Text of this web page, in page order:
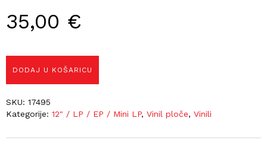
35,00 €
DODAJ U KOŠARICU
SKU: 17495
Kategorije: 12" / LP / EP / Mini LP, Vinil ploče, Vinili